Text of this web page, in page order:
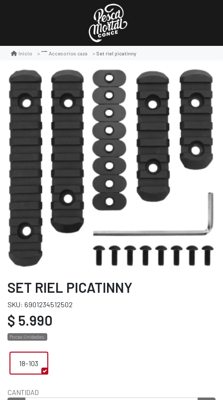
Inicio Accesorios caza Set riel picatinny
SET RIEL PICATINNY
SKU: 6901234512502
$ 5.990
Pocas Unidades.
18-103
CANTIDAD